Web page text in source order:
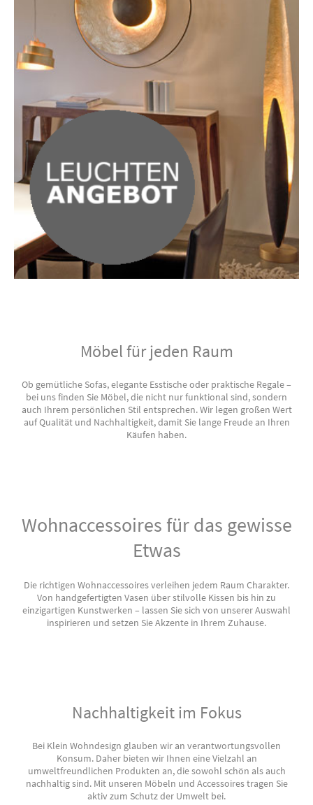
Möbel für jeden Raum
Ob gemütliche Sofas, elegante Esstische oder praktische Regale –
bei uns finden Sie Möbel, die nicht nur funktional sind, sondern
auch Ihrem persönlichen Stil entsprechen. Wir legen großen Wert
auf Qualität und Nachhaltigkeit, damit Sie lange Freude an Ihren
Käufen haben.
Wohnaccessoires für das gewisse
Etwas
Die richtigen Wohnaccessoires verleihen jedem Raum Charakter.
Von handgefertigten Vasen über stilvolle Kissen bis hin zu
einzigartigen Kunstwerken – lassen Sie sich von unserer Auswahl
inspirieren und setzen Sie Akzente in Ihrem Zuhause.
Nachhaltigkeit im Fokus
Bei Klein Wohndesign glauben wir an verantwortungsvollen
Konsum. Daher bieten wir Ihnen eine Vielzahl an
umweltfreundlichen Produkten an, die sowohl schön als auch
nachhaltig sind. Mit unseren Möbeln und Accessoires tragen Sie
aktiv zum Schutz der Umwelt bei.